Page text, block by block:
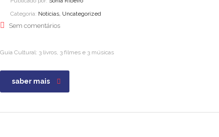
Categoria: Notícias, Uncategorized
Sem comentários
Guia Cultural: 3 livros, 3 filmes e 3 músicas
saber mais